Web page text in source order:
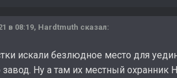
в 08:19, Hardtmuth сказал:
искали безлюдное место для
завод. Ну а там их местный охранник